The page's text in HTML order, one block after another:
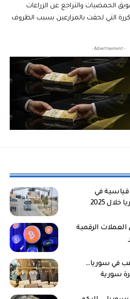
الحمضيات والتراجع عن الزراعات
التي لحقت بالمزارعين بسبب الظروف
- Advertisement -
قياسية في
2025
الرقمية
في سوريا…